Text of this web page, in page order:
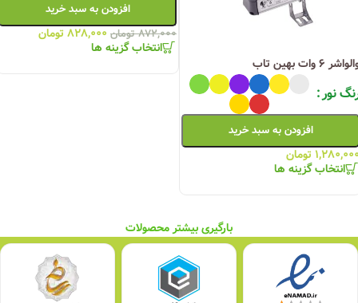
افزودن به سبد خرید
۸۷۲,۰۰۰ تومان ۸۲۸,۰۰۰تومان
انتخاب گزینه ها
۶ وات بهین تاب
نور
افزودن به سبد خرید
تومان
انتخاب گزینه ها
بارگیری بیشتر محصولات